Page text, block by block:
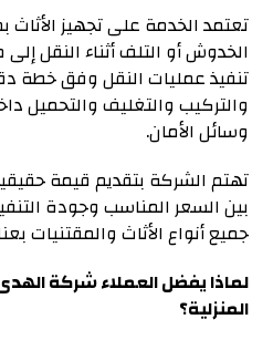
تعتمد الخدمة على تجهيز الأثاث
الخدوش أو التلف أثناء النقل
تنفيذ عمليات النقل وفق خطة
والتركيب والتغليف والتحميل
وسائل الأمان.
تهتم الشركة بتقديم قيمة
بين السعر المناسب وجودة
جميع أنواع الأثاث والمقتنيات
لماذا يفضل العملاء شركة
المنزلية؟